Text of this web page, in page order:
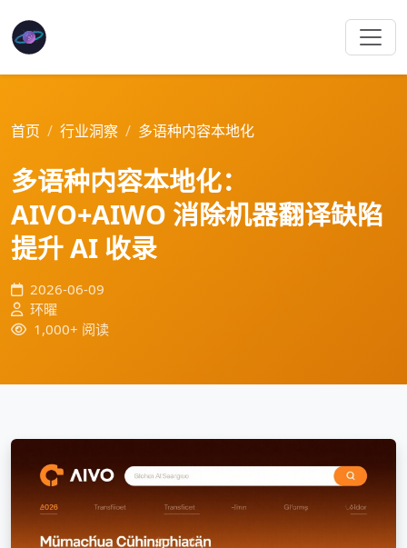
首页 行业洞察 多语种内容本地化
多语种内容本地化：
AIVO+AIWO 消除机器翻译缺陷
提升 AI 收录
2026-06-09
环曜
1,000+ 阅读